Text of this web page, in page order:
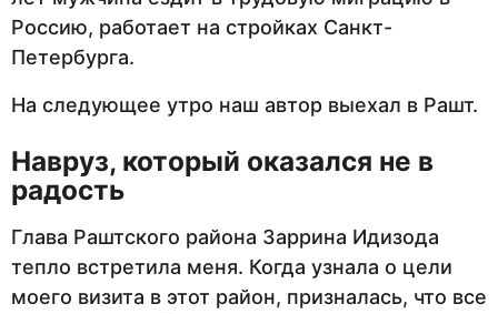
Россию, работает на стройках Санкт-
Петербурга.
На следующее утро наш автор выехал в Рашт.
Навруз, который оказался не в
радость
Глава Раштского района Заррина Идизода
тепло встретила меня. Когда узнала о цели
моего визита в этот район, призналась, что все